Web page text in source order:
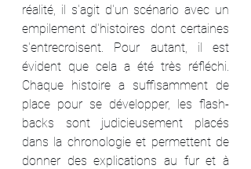
réalité, il s'agit d'un scénario avec un
empilement d'histoires dont certaines
s'entrecroisent. Pour autant, il est
évident que cela a été très réfléchi.
Chaque histoire a suffisamment de
place pour se développer, les flash-
backs sont judicieusement placés
dans la chronologie et permettent de
donner des explications au fur et à